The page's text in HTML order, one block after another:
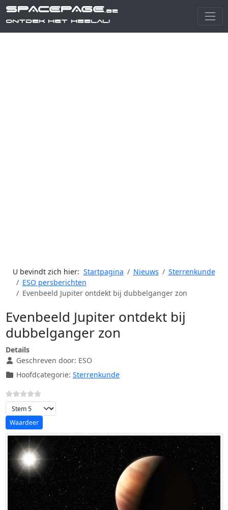
SPACEPAGE.be
Ontdek het heelal!
U bevindt zich hier: Startpagina Nieuws
Sterrenkunde
ESO persberichten
Evenbeeld Jupiter ontdekt bij dubbelganger zon
Evenbeeld Jupiter ontdekt bij
dubbelganger zon
Details
Geschreven door: ESO
Hoofdcategorie: Sterrenkunde
Voeg waardering toe